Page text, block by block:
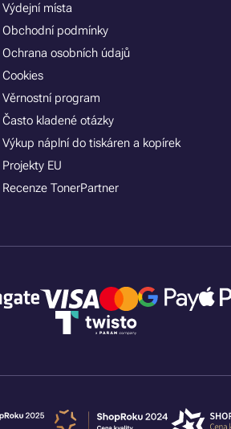
Výdejní místa
Obchodní podmínky
Ochrana osobních údajů
Cookies
Věrnostní program
Často kladené otázky
Výkup náplní do tiskáren a kopírek
Projekty EU
Recenze TonerPartner